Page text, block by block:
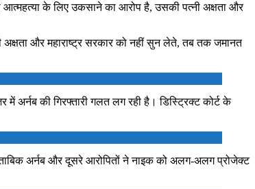
आत्महत्या के लिए उकसाने का आरोप है, उसकी पत्नी अक्षता और
अक्षता और महाराष्ट्र सरकार को नहीं सुन लेते, तब तक जमानत
अर्नब की गिरफ्तारी गलत लग रही है। डिस्ट्रिक्ट कोर्ट के
अर्नब और दूसरे आरोपितों ने नाइक को अलग-अलग प्रोजेक्ट